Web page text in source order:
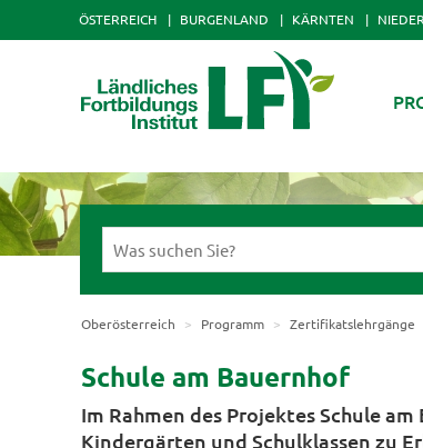
ÖSTERREICH BURGENLAND KÄRNTEN
Oberösterreich Programm Zertifikatslehrgänge
Schule am Bauernhof
Im Rahmen des Projektes Schule
Kindergärten und Schulklassen zu